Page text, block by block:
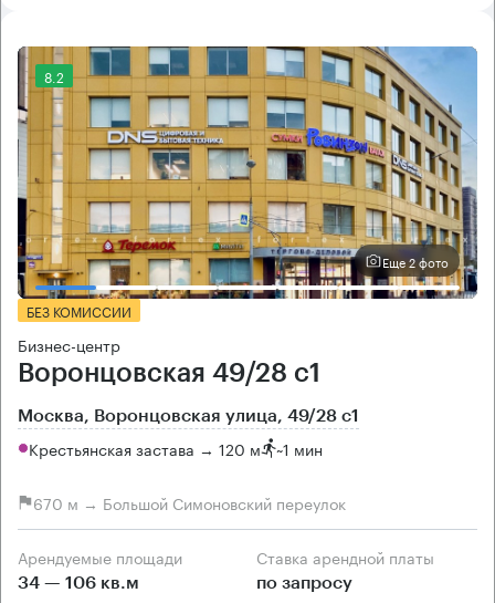
8.2
Еще 2 фото
БЕЗ КОМИССИИ
Бизнес-центр
Воронцовская 49/28 с1
Москва, Воронцовская улица, 49/28 с1
Крестьянская застава → 120 м ~1 мин
670 м → Большой Симоновский переулок
Арендуемые площади
34 — 106 кв.м
Ставка арендной платы
по запросу